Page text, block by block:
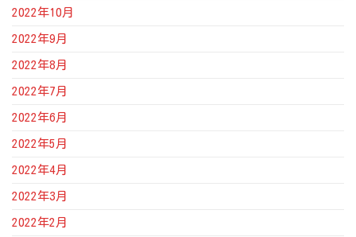
2022年10月
2022年9月
2022年8月
2022年7月
2022年6月
2022年5月
2022年4月
2022年3月
2022年2月